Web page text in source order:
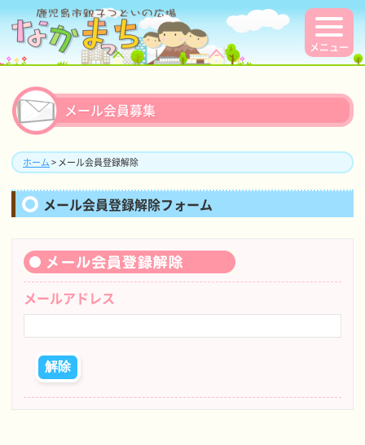
メニュー
メール会員募集
ホーム> メール会員登録解除
メール会員登録解除フォーム
メールアドレス